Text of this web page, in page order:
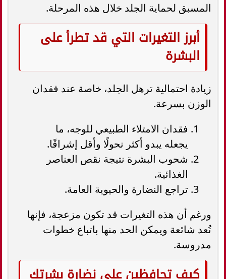
المسبق لحماية الجلد خلال هذه المرحلة.
أبرز التغيرات التي قد تطرأ على
البشرة
زيادة احتمالية ترهل الجلد، خاصة عند فقدان
الوزن بسرعة.
فقدان الامتلاء الطبيعي للوجه، ما
يجعله يبدو أكثر نحولًا وأقل إشراقًا.
شحوب البشرة نتيجة نقص العناصر
الغذائية.
تراجع النضارة والحيوية العامة.
ورغم أن هذه التغيرات قد تكون مزعجة، فإنها
تُعد شائعة ويمكن الحد منها باتباع خطوات
مدروسة.
كيف تحافظين على نضارة بشرتكِ